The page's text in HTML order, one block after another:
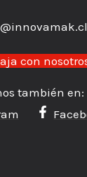
con
también en: